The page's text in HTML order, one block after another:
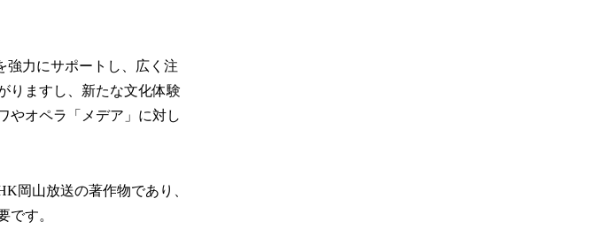
強力にサポートし、広く注
りますし、新たな文化体験
やオペラ「メデア」に対し
岡山放送の著作物であり、
です。